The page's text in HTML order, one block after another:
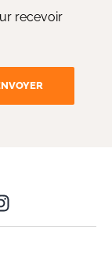
recevoir